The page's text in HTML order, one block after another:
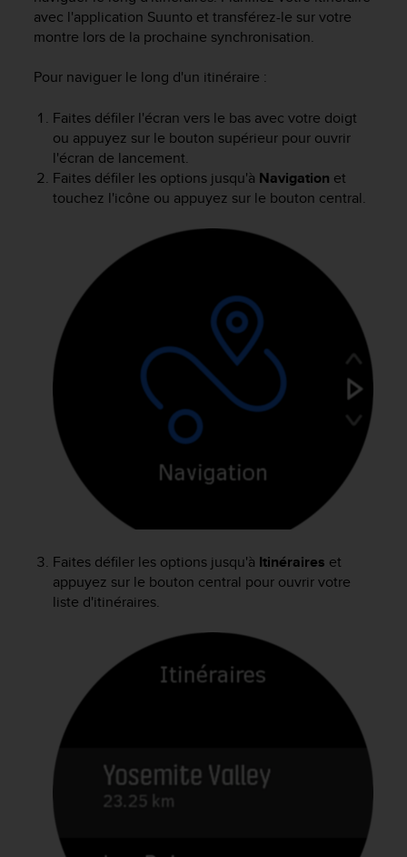
avec l'application Suunto et transférez-le sur votre
montre lors de la prochaine synchronisation.
Pour naviguer le long d'un itinéraire :
Faites défiler l'écran vers le bas avec votre doigt
ou appuyez sur le bouton supérieur pour ouvrir
l'écran de lancement.
Faites défiler les options jusqu'à Navigation et
touchez l'icône ou appuyez sur le bouton central.
Faites défiler les options jusqu'à Itinéraires et
appuyez sur le bouton central pour ouvrir votre
liste d'itinéraires.